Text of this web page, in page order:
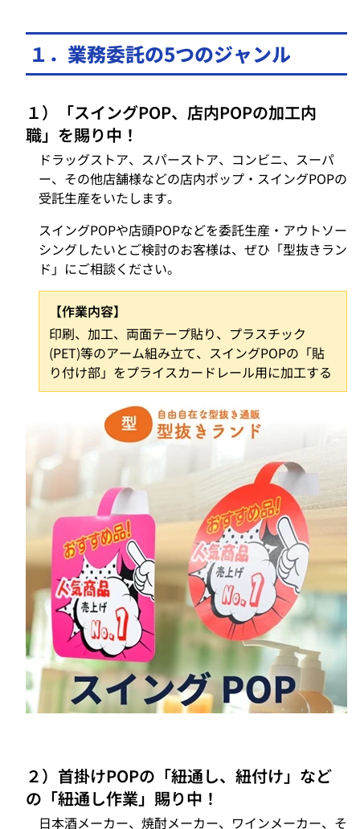
１．業務委託の5つのジャンル
１）「スイングPOP、店内POPの加工内
職」を賜り中！
ドラッグストア、スパーストア、コンビニ、スーパ
ー、その他店舗様などの店内ポップ・スイングPOPの
受託生産をいたします。
スイングPOPや店頭POPなどを委託生産・アウトソー
シングしたいとご検討のお客様は、ぜひ「型抜きラン
ド」にご相談ください。
【作業内容】
印刷、加工、両面テープ貼り、プラスチック
(PET)等のアーム組み立て、スイングPOPの「貼
り付け部」をプライスカードレール用に加工する
２）首掛けPOPの「紐通し、紐付け」など
の「紐通し作業」賜り中！
日本酒メーカー、焼酎メーカー、ワインメーカー、そ